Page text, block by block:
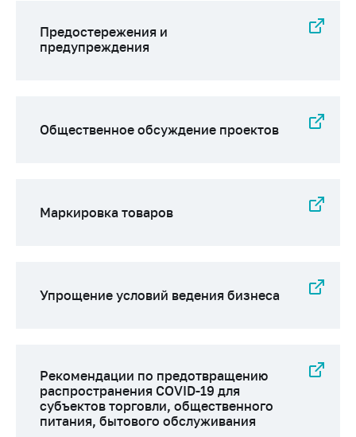
Контакты
Адрес и режим
Министра
Вышестоящий
государственный
Сообщить о росте
средства, изделия
медицинского
назначения и
медицинскую
Предостережения и
предупреждения
Общественное обсуждение проектов
Маркировка товаров
Упрощение условий ведения бизнеса
Рекомендации по предотвращению
распространения COVID-19 для
субъектов торговли, общественного
питания, бытового обслуживания